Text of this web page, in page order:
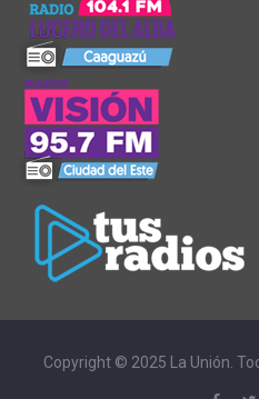
Copyright © 2025 La Unión.